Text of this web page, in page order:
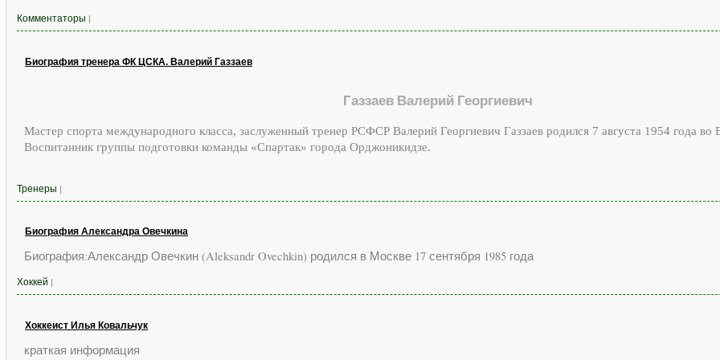
Комментаторы
Биография тренера ФК ЦСКА. Валерий Газзаев
Газзаев Валерий Георгиевич
Мастер спорта международного класса, заслуженный тренер РСФСР Валерий Георгиевич Газзаев родился 7 августа 1954 года во
Воспитанник группы подготовки команды «Спартак» города Орджоникидзе.
Тренеры |
Биография Александра Овечкина
Биография:Александр Овечкин (Aleksandr Ovechkin) родился в Москве 17 сентября 1985 года
Хоккей
Хоккеист Илья Ковальчук
краткая информация